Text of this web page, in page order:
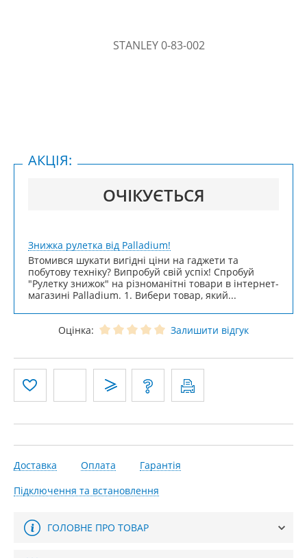
ОЧІКУЄТЬСЯ
АКЦІЯ:
Знижка рулетка від Palladium!
Втомився шукати вигідні ціни на гаджети та
побутову техніку? Випробуй свій успіх! Спробуй
"Рулетку знижок" на різноманітні товари в інтернет-
магазині Palladium. 1. Вибери товар, який...
Оцінка: Залишити відгук
Доставка Оплата
Гарантія
Підключення та встановлення
ГОЛОВНЕ ПРО ТОВАР